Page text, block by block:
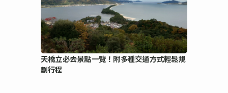
天橋立必去景點一覽！附多種交通方式輕鬆規
劃行程